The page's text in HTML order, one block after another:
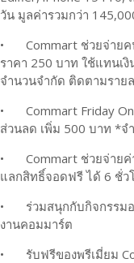
วัน มูลค่ารวมกว่า
•
Commart ช่วยจ่าย
ราคา 250 บาท ใช้แทนเ
จำนวนจำกัด ติดตามราย
•
Commart Friday
ส่วนลด เพิ่ม 500 บาท *
•
Commart ช่วยจ่าย
แลกสิทธิ์จอดฟรี ได้ 6 ชั่
•
ร่วมสนุกกับกิจกรรม
งานคอมมาร์ต
•
รับฟรีของพรีเมี่ยม